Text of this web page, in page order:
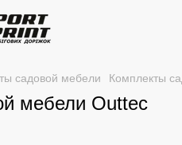
садовой мебели Комплекты
мебели Outtec